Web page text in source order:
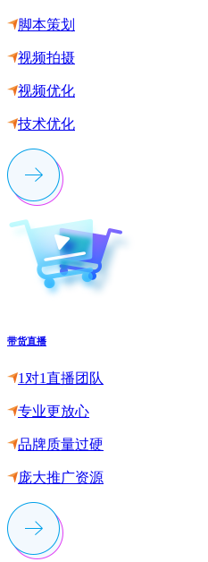
脚本策划
视频拍摄
视频优化
技术优化
带货直播
1对1直播团队
专业更放心
品牌质量过硬
庞大推广资源